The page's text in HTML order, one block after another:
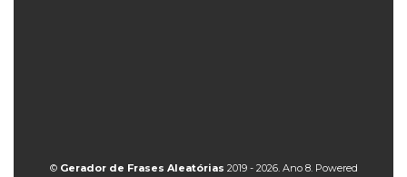
© Gerador de Frases Aleatórias 2019 - 2026. Ano 8. Powered